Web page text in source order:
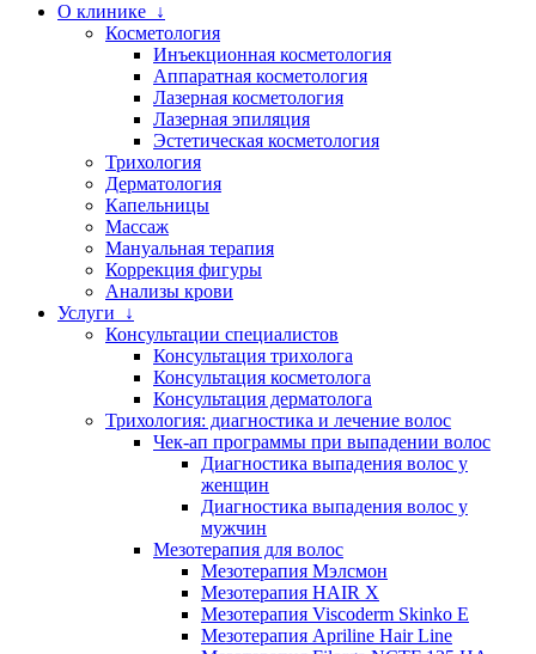
О клинике ↓
Косметология
Инъекционная косметология
Аппаратная косметология
Лазерная косметология
Лазерная эпиляция
Эстетическая косметология
Трихология
Дерматология
Капельницы
Массаж
Мануальная терапия
Коррекция фигуры
Анализы крови
Услуги ↓
Консультации специалистов
Консультация трихолога
Консультация косметолога
Консультация дерматолога
Трихология: диагностика и лечение волос
Чек-ап программы при выпадении волос
Диагностика выпадения волос у
женщин
Диагностика выпадения волос у
мужчин
Мезотерапия для волос
Мезотерапия Мэлсмон
Мезотерапия HAIR X
Мезотерапия Viscoderm Skinko E
Мезотерапия Apriline Hair Line